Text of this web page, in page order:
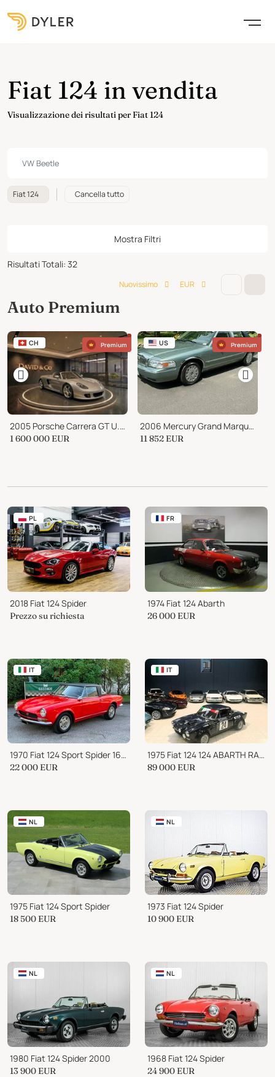
Fiat 124 in vendita
Visualizzazione dei risultati per Fiat 124
Fiat 124 Cancella tutto
Mostra Filtri
Risultati Totali: 32
Nuovissimo EUR
Auto Premium
CH Premium
2005 Porsche Carrera GT U.S. Specification
1 600 000 EUR
US Premium
2006 Mercury Grand Marquis GS
11 852 EUR
PL
2018 Fiat 124 Spider
Prezzo su richiesta
FR
1974 Fiat 124 Abarth
26 000 EUR
IT
1970 Fiat 124 Sport Spider 1600 S2 (BS1)
22 000 EUR
IT
1975 Fiat 124 124 ABARTH RALLY
89 000 EUR
NL
1975 Fiat 124 Sport Spider
18 500 EUR
NL
1973 Fiat 124 Spider
10 900 EUR
NL
1980 Fiat 124 Spider 2000
13 900 EUR
NL
1968 Fiat 124 Spider
24 900 EUR